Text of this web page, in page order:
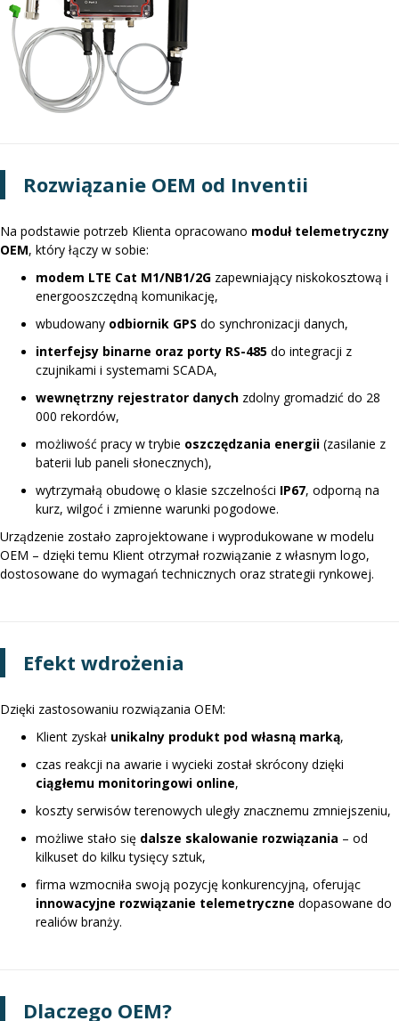
Rozwiązanie OEM od Inventii
Na podstawie potrzeb Klienta opracowano moduł telemetryczny
OEM, który łączy w sobie:
modem LTE Cat M1/NB1/2G zapewniający niskokosztową i
energooszczędną komunikację,
wbudowany odbiornik GPS do synchronizacji danych,
interfejsy binarne oraz porty RS-485 do integracji z
czujnikami i systemami SCADA,
wewnętrzny rejestrator danych zdolny gromadzić do 28
000 rekordów,
możliwość pracy w trybie oszczędzania energii (zasilanie z
baterii lub paneli słonecznych),
wytrzymałą obudowę o klasie szczelności IP67, odporną na
kurz, wilgoć i zmienne warunki pogodowe.
Urządzenie zostało zaprojektowane i wyprodukowane w modelu
OEM – dzięki temu Klient otrzymał rozwiązanie z własnym logo,
dostosowane do wymagań technicznych oraz strategii rynkowej.
Efekt wdrożenia
Dzięki zastosowaniu rozwiązania OEM:
Klient zyskał unikalny produkt pod własną marką,
czas reakcji na awarie i wycieki został skrócony dzięki
ciągłemu monitoringowi online,
koszty serwisów terenowych uległy znacznemu zmniejszeniu,
możliwe stało się dalsze skalowanie rozwiązania – od
kilkuset do kilku tysięcy sztuk,
firma wzmocniła swoją pozycję konkurencyjną, oferując
innowacyjne rozwiązanie telemetryczne dopasowane do
realiów branży.
Dlaczego OEM?